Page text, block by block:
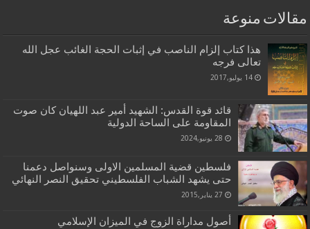
مقالات منوعة
هذا كتاب إلزام الناصب في إثبات الحجة الغائب عجل الله
تعالى فرجه
14 يوليو,2017
قائد قوة القدس: الشهيد أمير عبد اللهيان كان صوت
المقاومة على الساحة الدولية
28 يونيو,2024
فلسطين قضية المسلمين الاولى وسنواصل دعمنا
حتى يشهد الشباب الفلسطيني تحقيق النصر النهائي
27 يناير,2015
أصول مداراة الزوج في الميزان الإسلامي